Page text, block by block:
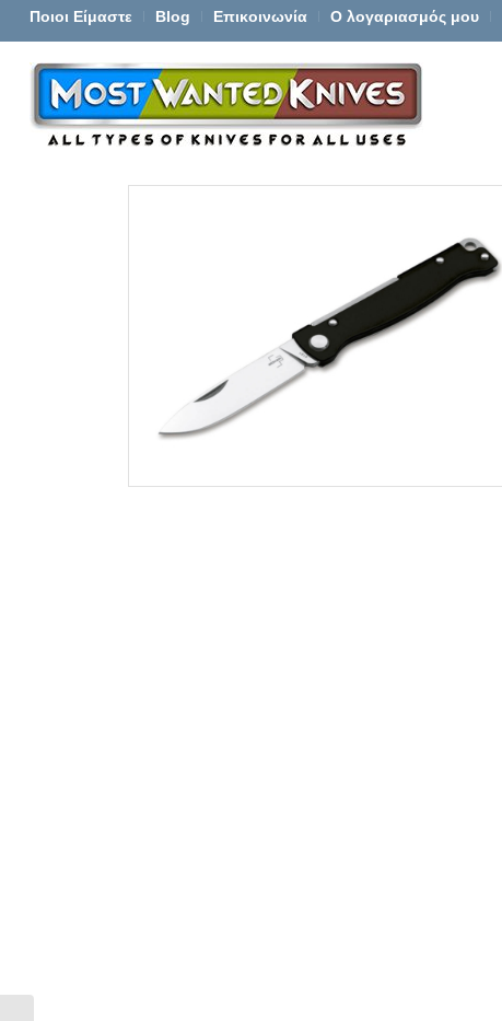
Ποιοι Είμαστε Blog Επικοινωνία Ο λογαριασμός μου